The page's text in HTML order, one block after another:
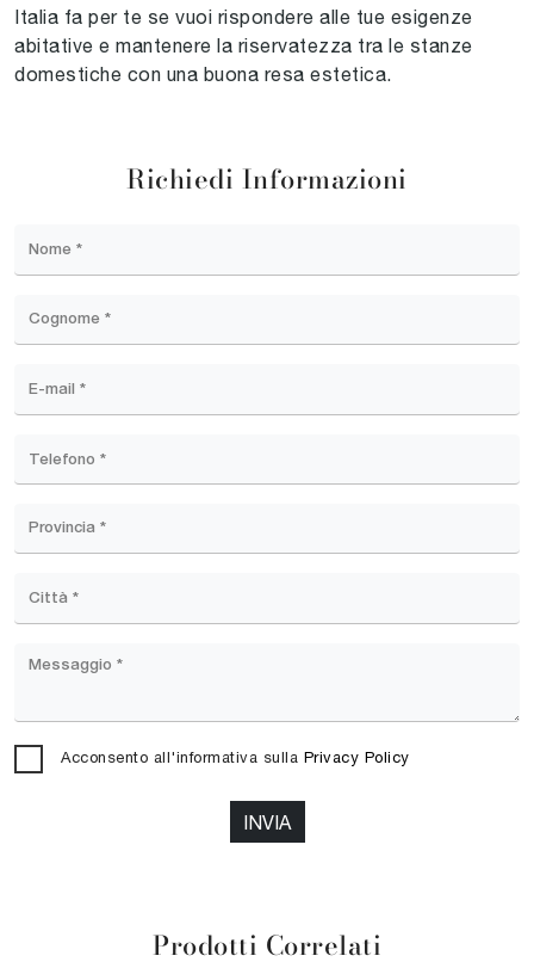
Italia fa per te se vuoi rispondere alle tue esigenze
abitative e mantenere la riservatezza tra le stanze
domestiche con una buona resa estetica.
Prodotti Correlati
Richiedi Informazioni
Acconsento all'informativa sulla Privacy Policy
INVIA